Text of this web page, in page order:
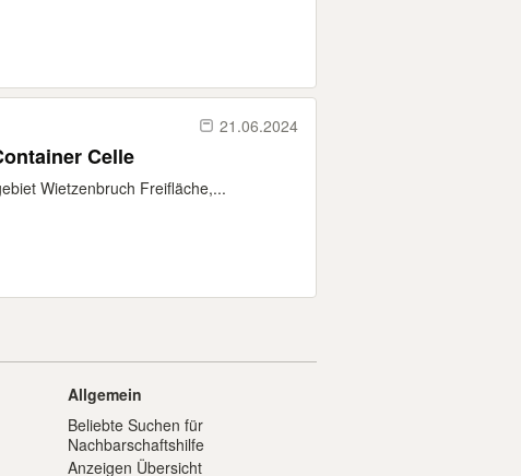
21.06.2024
Celle
Wietzenbruch Freifläche,...
Allgemein
Beliebte Suchen für
Nachbarschaftshilfe
Anzeigen Übersicht